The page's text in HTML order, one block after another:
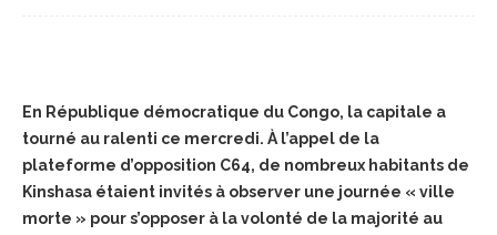
En République démocratique du Congo, la capitale a
tourné au ralenti ce mercredi. À l’appel de la
plateforme d’opposition C64, de nombreux habitants de
Kinshasa étaient invités à observer une journée « ville
morte » pour s’opposer à la volonté de la majorité au